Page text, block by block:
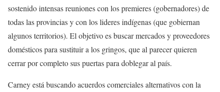
sostenido intensas reuniones con los premieres (gobernadores) de
todas las provincias y con los lideres indígenas (que gobiernan
algunos territorios). El objetivo es buscar mercados y proveedores
domésticos para sustituir a los gringos, que al parecer quieren
cerrar por completo sus puertas para doblegar al país.
Carney está buscando acuerdos comerciales alternativos con la